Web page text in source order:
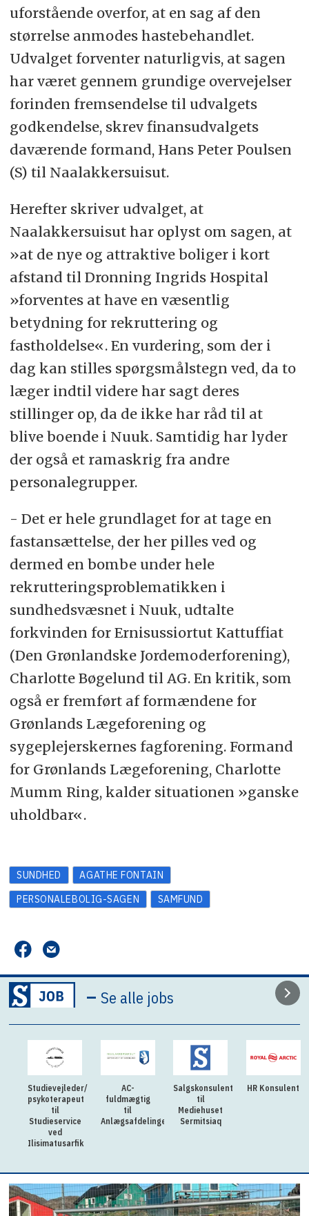
uforstående overfor, at en sag af den
størrelse anmodes hastebehandlet.
Udvalget forventer naturligvis, at sagen
har været gennem grundige overvejelser
forinden fremsendelse til udvalgets
godkendelse, skrev finansudvalgets
daværende formand, Hans Peter Poulsen
(S) til Naalakkersuisut.
Herefter skriver udvalget, at
Naalakkersuisut har oplyst om sagen, at
»at de nye og attraktive boliger i kort
afstand til Dronning Ingrids Hospital
»forventes at have en væsentlig
betydning for rekruttering og
fastholdelse«. En vurdering, som der i
dag kan stilles spørgsmålstegn ved, da to
læger indtil videre har sagt deres
stillinger op, da de ikke har råd til at
blive boende i Nuuk. Samtidig har lyder
der også et ramaskrig fra andre
personalegrupper.
- Det er hele grundlaget for at tage en
fastansættelse, der her pilles ved og
dermed en bombe under hele
rekrutteringsproblematikken i
sundhedsvæsnet i Nuuk, udtalte
forkvinden for Ernisussiortut Kattuffiat
(Den Grønlandske Jordemoderforening),
Charlotte Bøgelund til AG. En kritik, som
også er fremført af formændene for
Grønlands Lægeforening og
sygeplejerskernes fagforening. Formand
for Grønlands Lægeforening, Charlotte
Mumm Ring, kalder situationen »ganske
uholdbar«.
SUNDHED
AGATHE FONTAIN
PERSONALEBOLIG-SAGEN
SAMFUND
–Se alle jobs
Studievejleder/
psykoterapeut
til
Studieservice
ved
Ilisimatusarfik
AC-
fuldmægtig
til
Anlægsafdelingen
Salgskonsulent
til
Mediehuset
Sermitsiaq
HR Konsulent